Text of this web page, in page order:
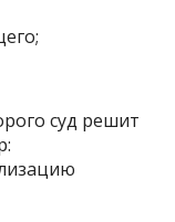
суд решит